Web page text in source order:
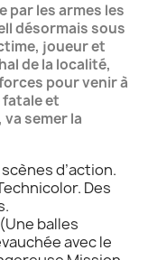
par les armes les
désormais sous
joueur et
de la localité,
pour venir à
fatale et
semer la
d’action.
Des
balles
avec le